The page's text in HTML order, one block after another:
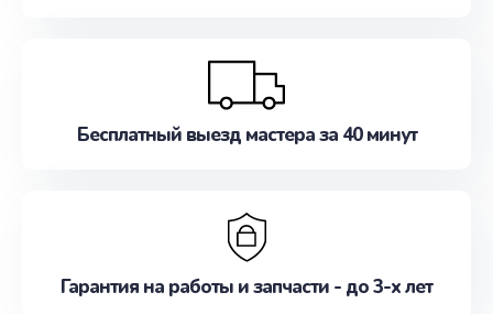
Бесплатный выезд мастера за 40 минут
Гарантия на работы и запчасти - до 3-х лет